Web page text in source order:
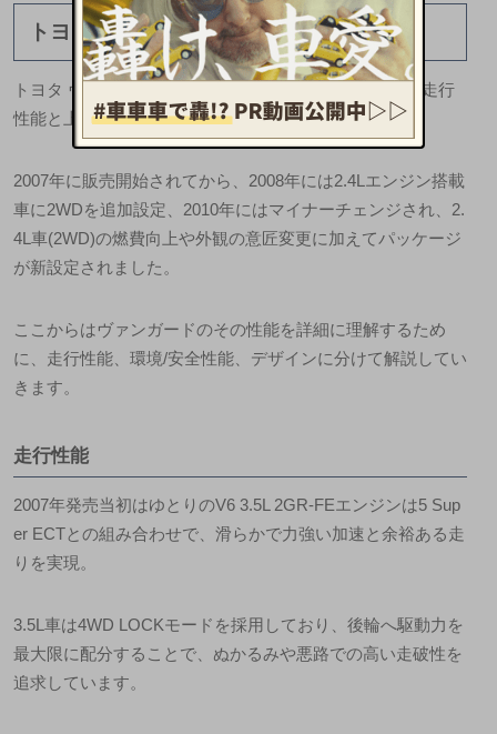
トヨタ ヴァンガードの性能
トヨタ ヴァンガードはActive ＆ Luxuryをテーマに高い走行
性能と上質なデザインを兼ね備えた車です。
2007年に販売開始されてから、2008年には2.4Lエンジン搭載
車に2WDを追加設定、2010年にはマイナーチェンジされ、2.
4L車(2WD)の燃費向上や外観の意匠変更に加えてパッケージ
が新設定されました。
ここからはヴァンガードのその性能を詳細に理解するため
に、走行性能、環境/安全性能、デザインに分けて解説してい
きます。
走行性能
2007年発売当初はゆとりのV6 3.5L 2GR-FEエンジンは5 Sup
er ECTとの組み合わせで、滑らかで力強い加速と余裕ある走
りを実現。
3.5L車は4WD LOCKモードを採用しており、後輪へ駆動力を
最大限に配分することで、ぬかるみや悪路での高い走破性を
追求しています。